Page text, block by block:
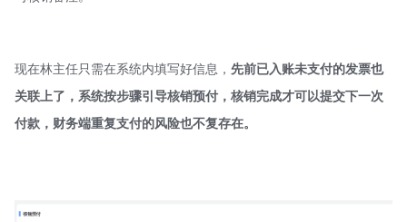
现在林主任只需在系统内填写好信息， 先前已入账未支付的发票也
关联上了，系统按步骤引导核销预付，核销完成才可以提交下一次
付款， 财务端重复支付的风险也不复存在。